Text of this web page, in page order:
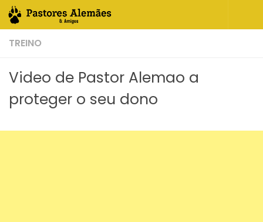
Skip to content
TREINO
Video de Pastor Alemao a
proteger o seu dono